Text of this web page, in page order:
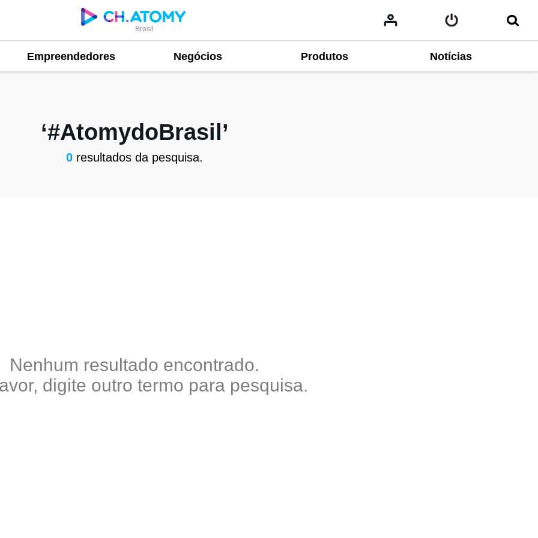
Brasil
Empreendedores Negócios Produtos Notícias
#AtomydoBrasil
0 resultados da pesquisa.
Nenhum resultado encontrado.
digite outro termo para pesquisa.